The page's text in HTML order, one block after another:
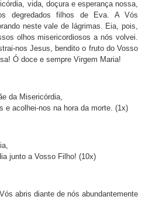
vida, doçura e esperança nossa,
degredados filhos de Eva. A Vós
neste vale de lágrimas. Eia, pois,
olhos misericordiosos a nós volvei.
nos Jesus, bendito o fruto do Vosso
Ó doce e sempre Virgem Maria!
da Misericórdia,
e acolhei-nos na hora da morte. (1x)
junto a Vosso Filho! (10x)
abris diante de nós abundantemente